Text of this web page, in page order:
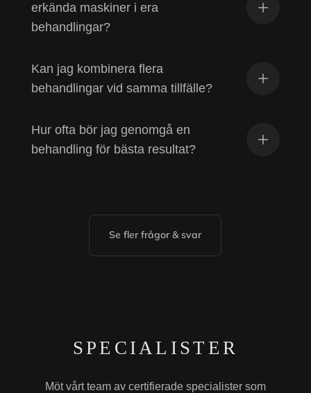
erkända maskiner i era
behandlingar?
Kan jag kombinera flera
behandlingar vid samma tillfälle?
Hur ofta bör jag genomgå en
behandling för bästa resultat?
Se fler frågor & svar
SPECIALISTER
Möt vårt team av certifierade specialister som